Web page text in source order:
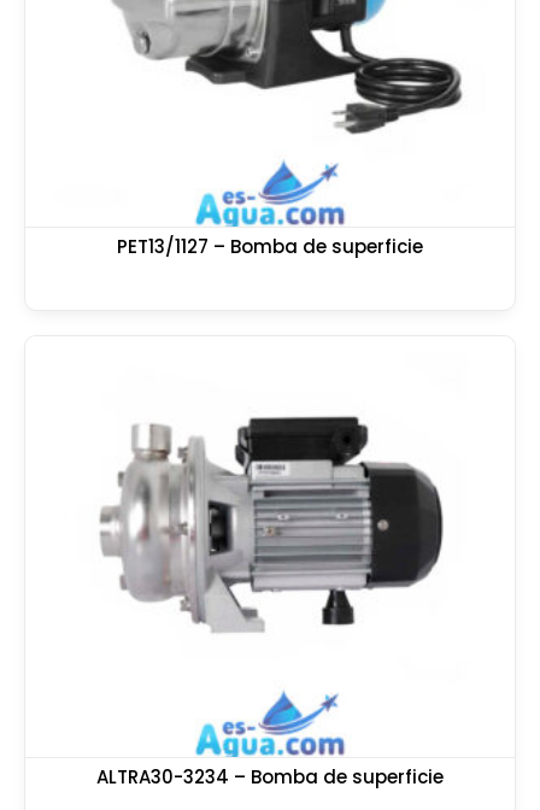
PET13/1127 – Bomba de superficie
ALTRA30-3234 – Bomba de superficie